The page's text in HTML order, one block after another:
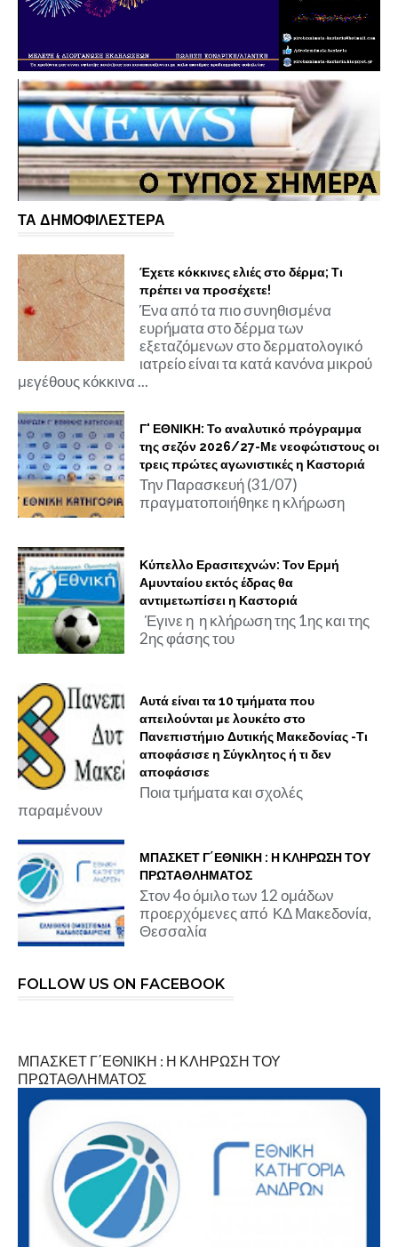
ΤΑ ΔΗΜΟΦΙΛΕΣΤΕΡΑ
Έχετε κόκκινες ελιές στο δέρμα; Τι
πρέπει να προσέχετε!
Ένα από τα πιο συνηθισμένα
ευρήματα στο δέρμα των
εξεταζόμενων στο δερματολογικό
ιατρείο είναι τα κατά κανόνα μικρού
μεγέθους κόκκινα ...
Γ' ΕΘΝΙΚΗ: Το αναλυτικό πρόγραμμα
της σεζόν 2026/27-Με νεοφώτιστους οι
τρεις πρώτες αγωνιστικές η Καστοριά
Την Παρασκευή (31/07)
πραγματοποιήθηκε η κλήρωση
Κύπελλο Ερασιτεχνών: Τον Ερμή
Αμυνταίου εκτός έδρας θα
αντιμετωπίσει η Καστοριά
Έγινε η η κλήρωση της 1ης και της
2ης φάσης του
Αυτά είναι τα 10 τμήματα που
απειλούνται με λουκέτο στο
Πανεπιστήμιο Δυτικής Μακεδονίας -Τι
αποφάσισε η Σύγκλητος ή τι δεν
αποφάσισε
Ποια τμήματα και σχολές
παραμένουν
ΜΠΑΣΚΕΤ Γ΄ΕΘΝΙΚΗ : Η ΚΛΗΡΩΣΗ ΤΟΥ
ΠΡΩΤΑΘΛΗΜΑΤΟΣ
Στον 4ο όμιλο των 12 ομάδων
προερχόμενες από ΚΔ Μακεδονία,
Θεσσαλία
FOLLOW US ON FACEBOOK
ΜΠΑΣΚΕΤ Γ΄ΕΘΝΙΚΗ : Η ΚΛΗΡΩΣΗ ΤΟΥ
ΠΡΩΤΑΘΛΗΜΑΤΟΣ